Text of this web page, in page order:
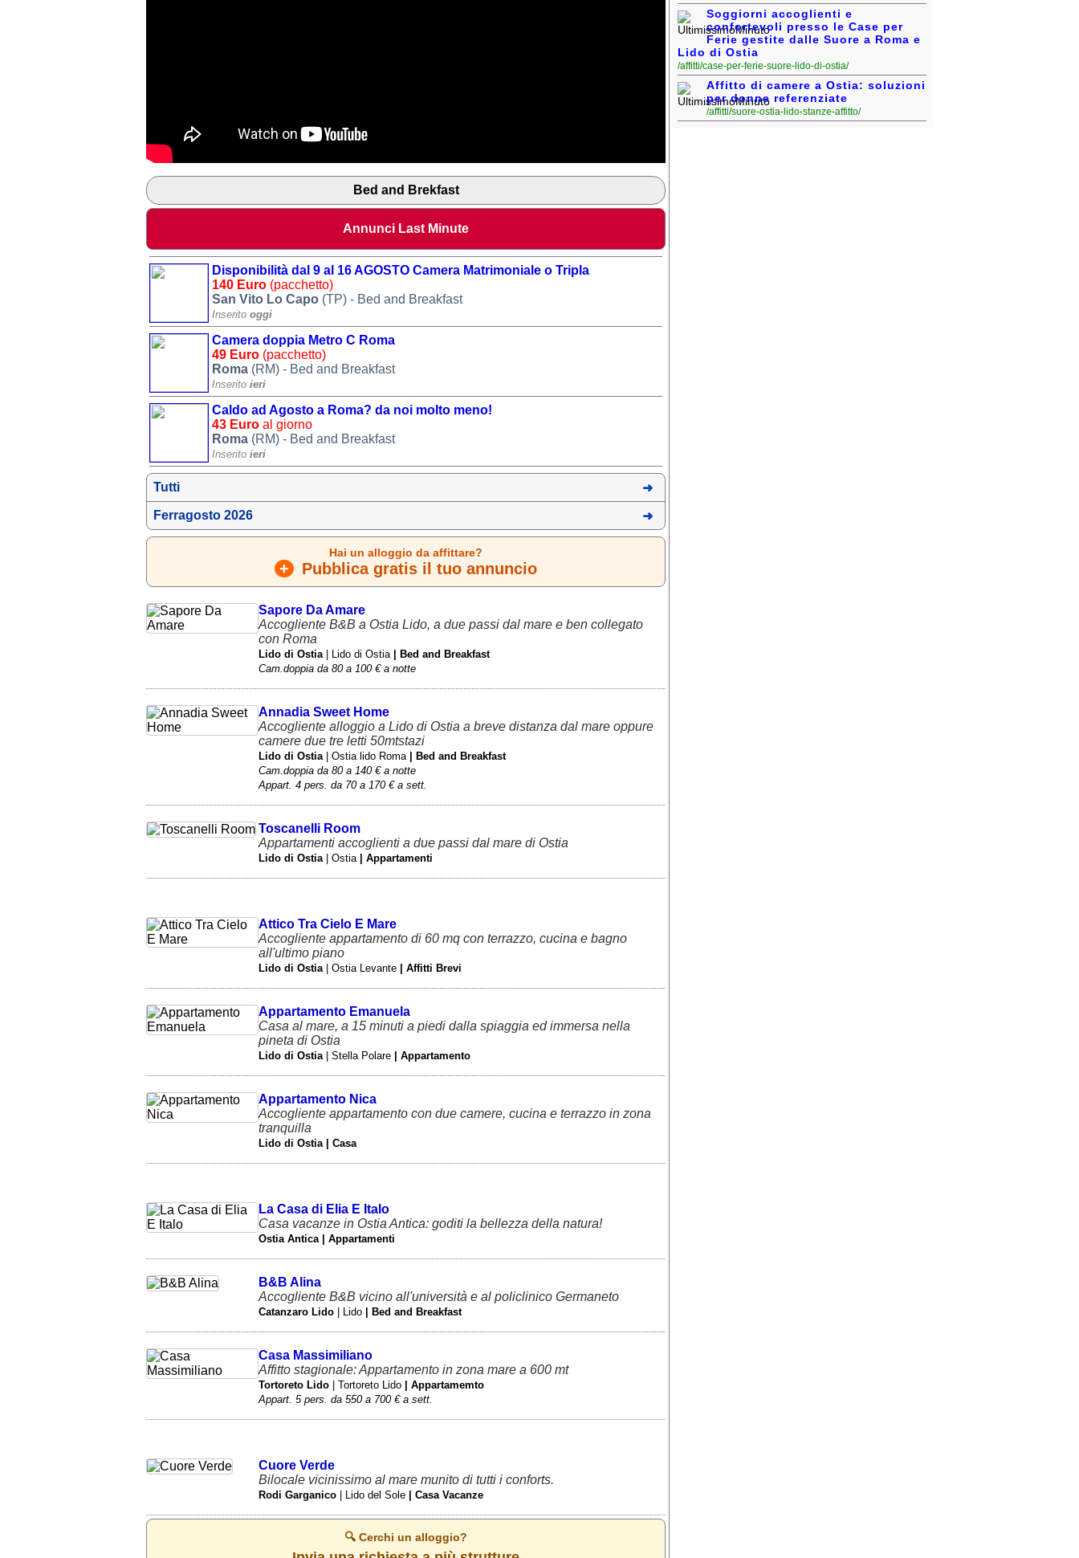
Bed and Brekfast
Annunci Last Minute
Disponibilità dal 9 al 16 AGOSTO Camera Matrimoniale o Tripla
140 Euro (pacchetto)
San Vito Lo Capo (TP) - Bed and Breakfast
Inserito oggi
Camera doppia Metro C Roma
49 Euro (pacchetto)
Roma (RM) - Bed and Breakfast
Inserito ieri
Caldo ad Agosto a Roma? da noi molto meno!
43 Euro al giorno
Roma (RM) - Bed and Breakfast
Inserito ieri
Tutti
Ferragosto 2026
Hai un alloggio da affittare?
+ Pubblica gratis il tuo annuncio
Sapore Da Amare
Accogliente B&B a Ostia Lido, a due passi dal mare e ben collegato
con Roma
Lido di Ostia | Lido di Ostia | Bed and Breakfast
Cam.doppia da 80 a 100 € a notte
Annadia Sweet Home
Accogliente alloggio a Lido di Ostia a breve distanza dal mare oppure
camere due tre letti 50mtstazi
Lido di Ostia | Ostia lido Roma | Bed and Breakfast
Cam.doppia da 80 a 140 € a notte
Appart. 4 pers. da 70 a 170 € a sett.
Toscanelli Room
Appartamenti accoglienti a due passi dal mare di Ostia
Lido di Ostia | Ostia | Appartamenti
Attico Tra Cielo E Mare
Accogliente appartamento di 60 mq con terrazzo, cucina e bagno
all'ultimo piano
Lido di Ostia | Ostia Levante | Affitti Brevi
Appartamento Emanuela
Casa al mare, a 15 minuti a piedi dalla spiaggia ed immersa nella
pineta di Ostia
Lido di Ostia | Stella Polare | Appartamento
Appartamento Nica
Accogliente appartamento con due camere, cucina e terrazzo in zona
tranquilla
Lido di Ostia | Casa
La Casa di Elia E Italo
Casa vacanze in Ostia Antica: goditi la bellezza della natura!
Ostia Antica | Appartamenti
B&B Alina
Accogliente B&B vicino all'università e al policlinico Germaneto
Catanzaro Lido | Lido | Bed and Breakfast
Casa Massimiliano
Affitto stagionale: Appartamento in zona mare a 600 mt
Tortoreto Lido | Tortoreto Lido | Appartamemto
Appart. 5 pers. da 550 a 700 € a sett.
Cuore Verde
Bilocale vicinissimo al mare munito di tutti i conforts.
Rodi Garganico | Lido del Sole | Casa Vacanze
🔍 Cerchi un alloggio?
Soggiorni accoglienti e
confortevoli presso le Case per
Ferie gestite dalle Suore a Roma e
Lido di Ostia
/affitti/case-per-ferie-suore-lido-di-ostia/
Affitto di camere a Ostia: soluzioni
per donne referenziate
/affitti/suore-ostia-lido-stanze-affitto/